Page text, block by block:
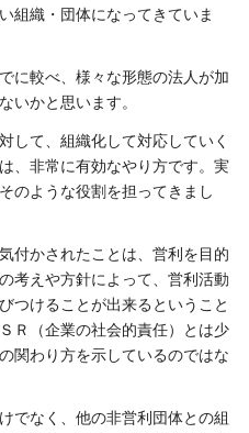
組織・団体になってきていま
に較べ、様々な形態の法人が加
いかと思います。
して、組織化して対応していく
、非常に有効なやり方です。実
のような役割を担ってきまし
付かされたことは、営利を目的
考えや方針によって、営利活動
つけることが出来るということ
Ｒ（企業の社会的責任）とは少
関わり方を示しているのではな
でなく、他の非営利団体との組